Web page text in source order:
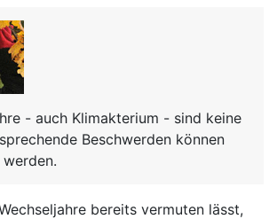
- auch Klimakterium - sind keine
Beschwerden können
bereits vermuten lässt,